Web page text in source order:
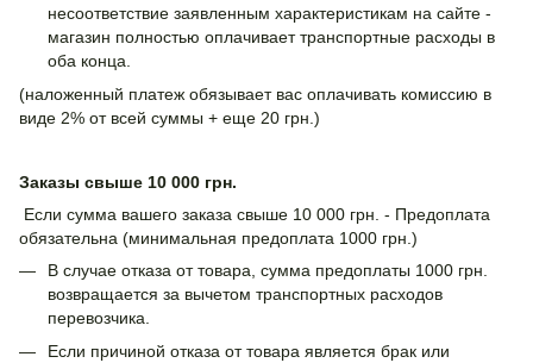
несоответствие заявленным характеристикам на сайте -
магазин полностью оплачивает транспортные расходы в
оба конца.
(наложенный платеж обязывает вас оплачивать комиссию в
виде 2% от всей суммы + еще 20 грн.)
Заказы свыше 10 000 грн.
Если сумма вашего заказа свыше 10 000 грн. - Предоплата
обязательна (минимальная предоплата 1000 грн.)
В случае отказа от товара, сумма предоплаты 1000 грн.
возвращается за вычетом транспортных расходов
перевозчика.
Если причиной отказа от товара является брак или